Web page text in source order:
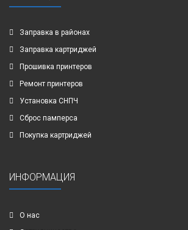
Заправка в районах
Заправка картриджей
Прошивка принтеров
Ремонт принтеров
Установка СНПЧ
Сброс памперса
Покупка картриджей
ИНФОРМАЦИЯ
О нас